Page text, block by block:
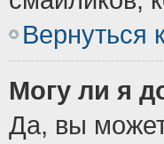
Вернуться
Могу ли я
Да, вы